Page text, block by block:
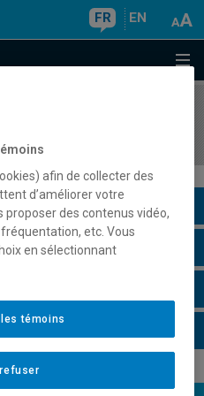
FR EN
afin de collecter des
d’améliorer votre
proposer des contenus vidéo,
etc. Vous
en sélectionnant
témoins